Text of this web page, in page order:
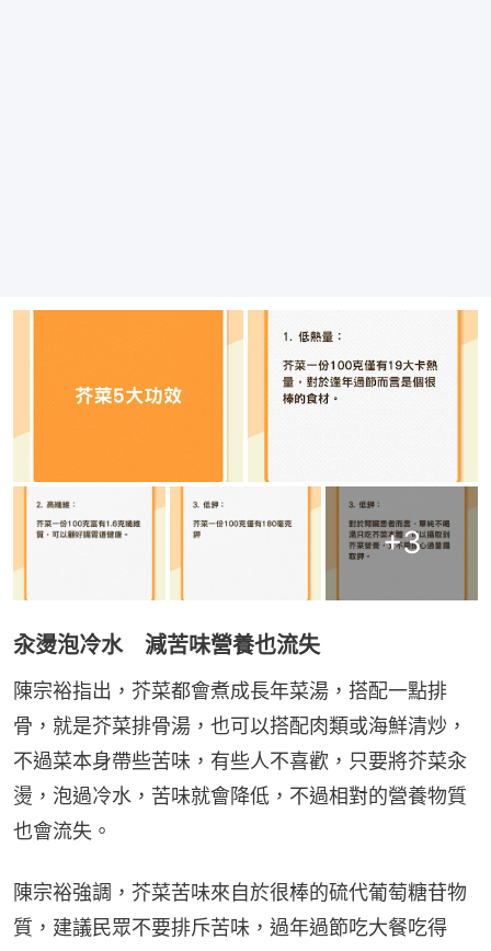
+3
汆燙泡冷水 減苦味營養也流失
陳宗裕指出，芥菜都會煮成長年菜湯，搭配一點排
骨，就是芥菜排骨湯，也可以搭配肉類或海鮮清炒，
不過菜本身帶些苦味，有些人不喜歡，只要將芥菜汆
燙，泡過冷水，苦味就會降低，不過相對的營養物質
也會流失。
陳宗裕強調，芥菜苦味來自於很棒的硫代葡萄糖苷物
質，建議民眾不要排斥苦味，過年過節吃大餐吃得